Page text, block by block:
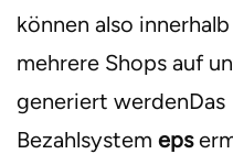
können also
mehrere Shops auf
generiert werdenDas
Bezahlsystem eps